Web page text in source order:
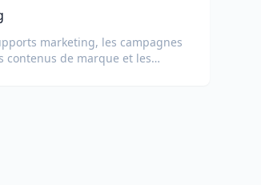
marketing, les campagnes
contenus de marque et les